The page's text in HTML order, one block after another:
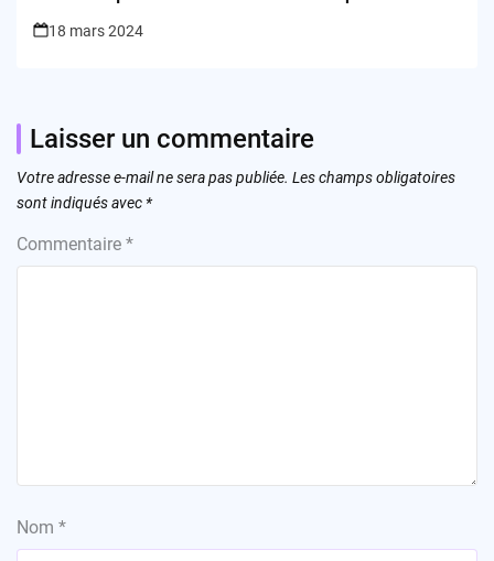
18 mars 2024
Laisser un commentaire
Votre adresse e-mail ne sera pas publiée. Les champs obligatoires
sont indiqués avec *
Commentaire *
Nom *